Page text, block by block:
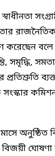
করেছেন
সমৃদ্ধি,
প্রতিশ্রুতি
অনুষ্ঠিত
বিজয়ী